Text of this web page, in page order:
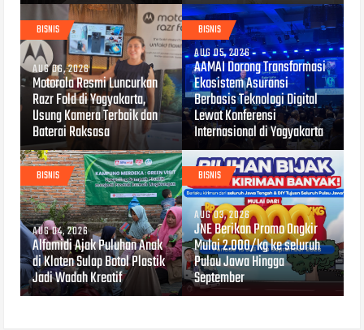
BISNIS
AUG 06, 2026
Motorola Resmi Luncurkan
Razr Fold di Yogyakarta,
Usung Kamera Terbaik dan
Baterai Raksasa
BISNIS
AUG 05, 2026
AAMAI Dorong Transformasi
Ekosistem Asuransi
Berbasis Teknologi Digital
Lewat Konferensi
Internasional di Yogyakarta
BISNIS
AUG 04, 2026
Alfamidi Ajak Puluhan Anak
di Klaten Sulap Botol Plastik
Jadi Wadah Kreatif
BISNIS
AUG 03, 2026
JNE Berikan Promo Ongkir
Mulai 2.000/kg ke seluruh
Pulau Jawa Hingga
September